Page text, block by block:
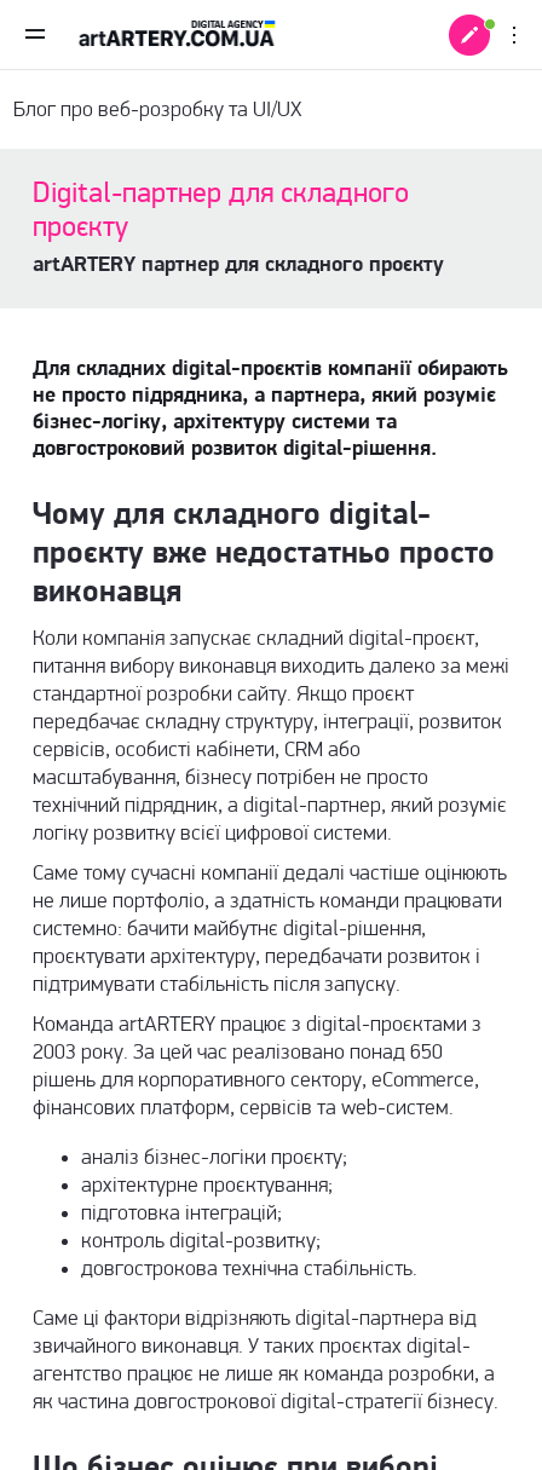
Блог про веб-розробку та UI/UX
Digital-партнер для складного
проєкту
artARTERY партнер для складного проєкту
Для складних digital-проєктів компанії обирають
не просто підрядника, а партнера, який розуміє
бізнес-логіку, архітектуру системи та
довгостроковий розвиток digital-рішення.
Чому для складного digital-
проєкту вже недостатньо просто
виконавця
Коли компанія запускає складний digital-проєкт,
питання вибору виконавця виходить далеко за межі
стандартної розробки сайту. Якщо проєкт
передбачає складну структуру, інтеграції, розвиток
сервісів, особисті кабінети, CRM або
масштабування, бізнесу потрібен не просто
технічний підрядник, а digital-партнер, який розуміє
логіку розвитку всієї цифрової системи.
Саме тому сучасні компанії дедалі частіше оцінюють
не лише портфоліо, а здатність команди працювати
системно: бачити майбутнє digital-рішення,
проєктувати архітектуру, передбачати розвиток і
підтримувати стабільність після запуску.
Команда artARTERY працює з digital-проєктами з
2003 року. За цей час реалізовано понад 650
рішень для корпоративного сектору, eCommerce,
фінансових платформ, сервісів та web-систем.
аналіз бізнес-логіки проєкту;
архітектурне проєктування;
підготовка інтеграцій;
контроль digital-розвитку;
довгострокова технічна стабільність.
Саме ці фактори відрізняють digital-партнера від
звичайного виконавця. У таких проєктах digital-
агентство працює не лише як команда розробки, а
як частина довгострокової digital-стратегії бізнесу.